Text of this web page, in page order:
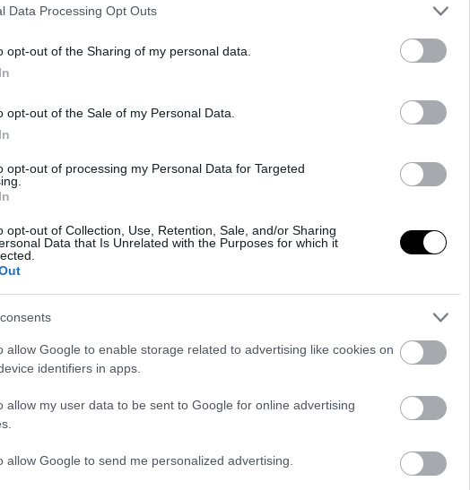
Data Processing Opt Outs
opt-out of the Sharing of my personal data.
opt-out of the Sale of my Personal Data.
opt-out of processing my Personal Data for Targeted
opt-out of Collection, Use, Retention, Sale, and/or Sharing
Data that Is Unrelated with the Purposes for which it
allow Google to enable storage related to advertising like cookies on
identifiers in apps.
allow my user data to be sent to Google for online advertising
allow Google to send me personalized advertising.
όλα τα λαχανικά , κομμένα σε φέτες,
και να περισσεύει δυο δάχτυλα,
να βράσουν μέχρι να μαλακώσουν
λίγο νερό, σκεπάζουμε και τα
της κατσαρόλας από τρυπητό σε καθαρή
να περάσει όσο γίνεται περισσότερο.
στη φωτιά, ρίχνουμε το μεγάλο ψάρι, το
λίγο αλάτι, προσθέτουμε λίγο νερό αν η
και βράζουμε 15'-20', μέχρι να ψηθεί το ψάρι.
(μπορούμε επίσης να προσθέσουμε
προσεκτικά με τρυπητή κουτάλα το ψάρι
στη σούπα τα όστρακα.